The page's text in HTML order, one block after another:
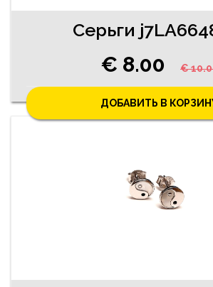
Cерьги
€ 8.00 €
ДОБАВИТЬ В